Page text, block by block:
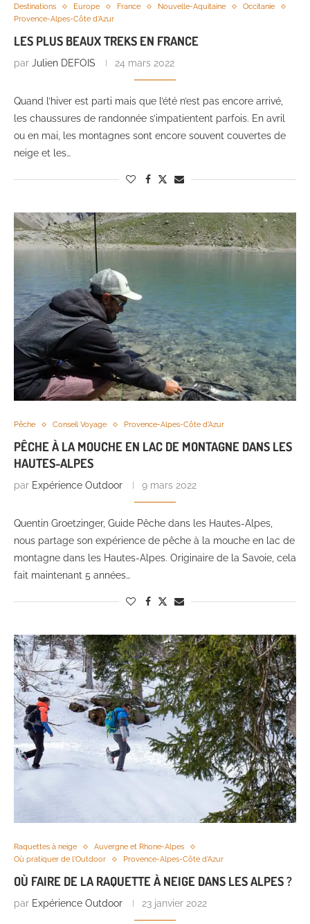
Destinations
Europe France Nouvelle-Aquitaine
Occitanie
Provence-Alpes-Côte d'Azur
LES PLUS BEAUX TREKS EN FRANCE
par Julien DEFOIS 24 mars 2022
Quand l’hiver est parti mais que l’été n’est pas encore arrivé,
les chaussures de randonnée s’impatientent parfois. En avril
ou en mai, les montagnes sont encore souvent couvertes de
neige et les…
Pêche Conseil Voyage Provence-Alpes-Côte d'Azur
PÊCHE À LA MOUCHE EN LAC DE MONTAGNE DANS LES
HAUTES-ALPES
par Expérience Outdoor 9 mars 2022
Quentin Groetzinger, Guide Pêche dans les Hautes-Alpes,
nous partage son expérience de pêche à la mouche en lac de
montagne dans les Hautes-Alpes. Originaire de la Savoie, cela
fait maintenant 5 années…
Raquettes à neige
Auvergne et Rhone-Alpes
Où pratiquer de l'Outdoor
Provence-Alpes-Côte d'Azur
OÙ FAIRE DE LA RAQUETTE À NEIGE DANS LES ALPES ?
par Expérience Outdoor 23 janvier 2022